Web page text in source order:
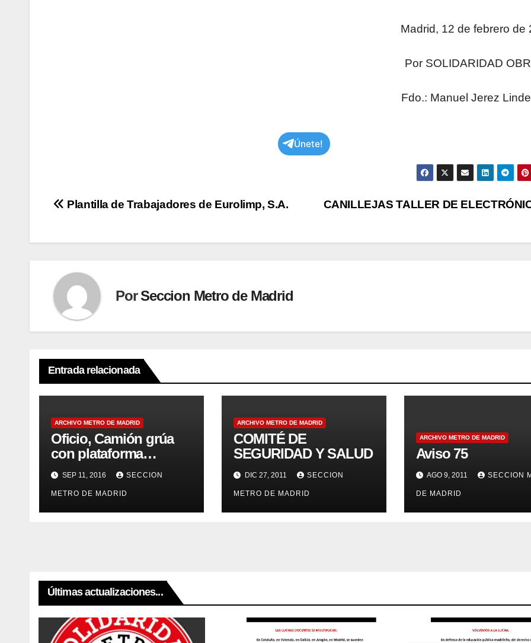
Madrid, 12 de febrero de
Por SOLIDARIDAD
Fdo.: Manuel Jerez Linde
Únete!
Navegación
CANILLEJAS TALLER DE
Plantilla de Trabajadores de Eurolimp, S.A.
PorSeccion Metro de Madrid
Entrada relacionada
ARCHIVO METRO DE MADRID
Oficio, Camión grúa
con plataforma
elevadora móvil de
personal
SEP 11, 2016 SECCION
METRO DE MADRID
ARCHIVO METRO DE MADRID
COMITÉ DE
SEGURIDAD Y SALUD
DIC 27, 2011 SECCION
METRO DE MADRID
ARCHIVO METRO DE MADRID
Aviso 75
AGO 9, 2011 SECCION
DE MADRID
Últimas actualizaciones...